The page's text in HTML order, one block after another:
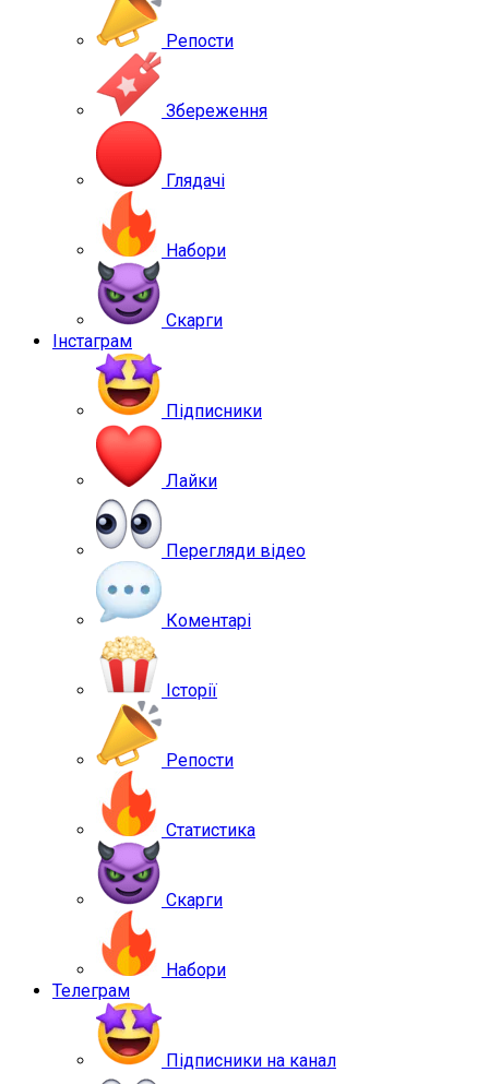
Репости
Збереження
Глядачі
Набори
Скарги
Інстаграм
Підписники
Лайки
Перегляди відео
Коментарі
Історії
Репости
Статистика
Скарги
Набори
Телеграм
Підписники на канал